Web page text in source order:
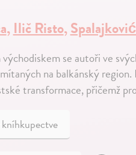
,Ilič Risto,
se autoři ve
na balkánský
transformace, přičemž